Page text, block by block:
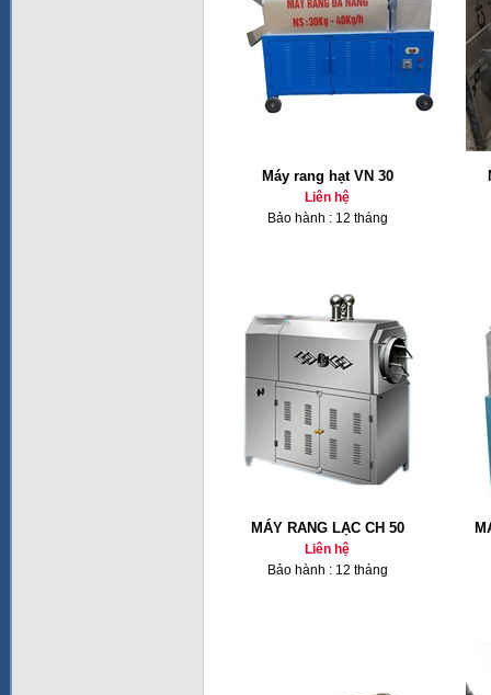
Máy rang hạt VN 30
Liên hệ
Bảo hành : 12 tháng
MÁY RANG LẠC CH 50
Liên hệ
Bảo hành : 12 tháng